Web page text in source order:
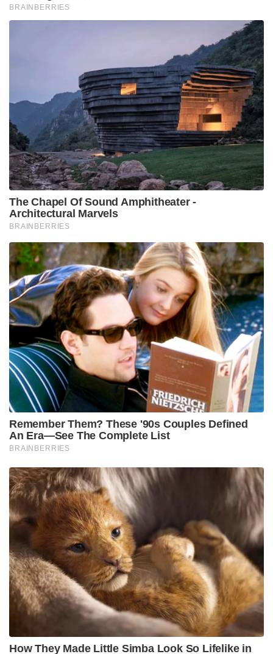
പരിശോധന നടത്തണമെന്നും അവർക്ക് സഹോദരീ
ഭർത്താവുമായി അവിഹിത ബന്ധമുണ്ടെന്നും
ഭർത്താവ് ബലഹീനനാണെന്നും ഒരുമിച്ച് ജീവിക്കാൻ
വിസമ്മതിച്ചുവെന്നും ഭാര്യ ആരോപിച്ചിരുന്നു.
ബലഹീനത സംബന്ധിച്ച ആരോപണങ്ങൾ
അടിസ്ഥാനരഹിതമാണെന്ന് തെളിയിക്കാൻ
ഹർജിക്കാരന് താൽപ്പര്യമുണ്ടെങ്കിൽ, അയാൾക്ക്
ബന്ധപ്പെട്ട വൈദ്യപരിശോധനയ്ക്ക് വിധേയനാകാം
അല്ലെങ്കിൽ മറ്റേതെങ്കിലും തെളിവുകൾ
ഹാജരാക്കാമെന്ന് ഹൈക്കോടതി പറഞ്ഞു.
Tags: virginity test